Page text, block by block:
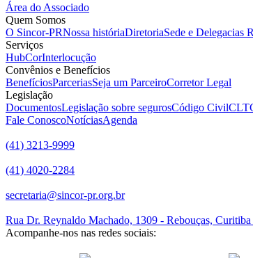
Área do Associado
Quem Somos
O Sincor-PRNossa históriaDiretoriaSede e Delegacias
Serviços
HubCorInterlocução
Convênios e Benefícios
BenefíciosParceriasSeja um ParceiroCorretor Legal
Legislação
DocumentosLegislação sobre segurosCódigo CivilCLT
Fale ConoscoNotíciasAgenda
(41) 3213-9999
(41) 4020-2284
secretaria@sincor-pr.org.br
Rua Dr. Reynaldo Machado, 1309 - Rebouças,
Acompanhe-nos nas redes sociais: